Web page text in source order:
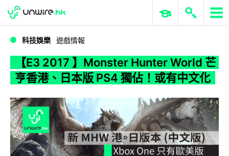
WWDC 2026 ERP 與商業 AI
科技娛樂 遊戲情報
【E3 2017 】Monster Hunter World 芒
亨香港、日本版 PS4 獨佔！或有中文化